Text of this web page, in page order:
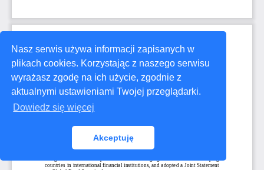
Nasz serwis używa informacji zapisanych w
plikach cookies. Korzystając z naszego serwisu
wyrażasz zgodę na ich użycie, zgodnie z
aktualnymi ustawieniami Twojej przeglądarki.
Dowiedz się więcej
Akceptuję